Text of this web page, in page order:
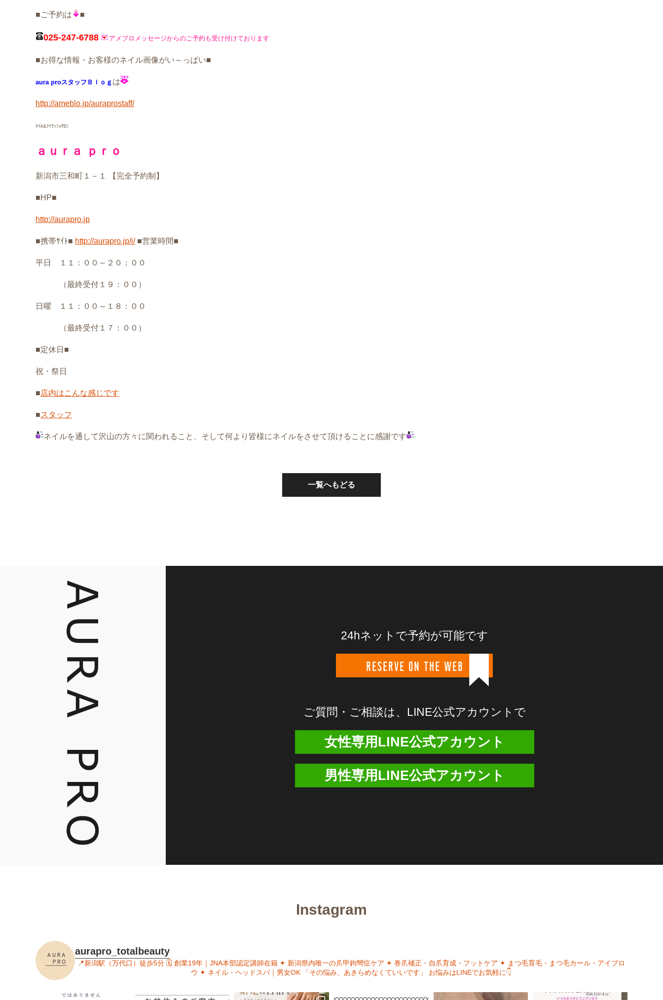
■ご予約は ■
025-247-6788 アメブロメッセージからのご予約も受け付けております
■お得な情報・お客様のネイル画像がい～っぱい■
aura proスタッフＢｌｏｇ は
http://ameblo.jp/auraprostaff/
ﾈｲﾙ&ｱｲﾗｯｼｭｻﾛﾝ
ａｕｒａ ｐｒｏ
新潟市三和町１－１ 【完全予約制】
■HP■
http://aurapro.jp
■携帯ｻｲﾄ■ http://aurapro.jp/i/■営業時間■
平日 １１：００～２０：００
（最終受付１９：００）
日曜 １１：００～１８：００
（最終受付１７：００）
■定休日■
祝・祭日
■店内はこんな感じです
■スタッフ
ネイルを通して沢山の方々に関われること、そして何より皆様にネイルをさせて頂けることに感謝です
一覧へもどる
24hネットで予約が可能です
RESERVE ON THE WEB
ご質問・ご相談は、 LINE公式アカウントで
女性専用LINE公式アカウント
男性専用LINE公式アカウント
Instagram
aurapro_totalbeauty
📍新潟駅（万代口）徒歩5分 🗓 創業19年｜JNA本部認定講師在籍 ✦ 新潟県内唯一の爪甲鉤彎症ケア ✦ 巻爪補正・自爪育成・フットケア ✦ まつ毛育毛・まつ毛カール・アイブロ
ウ ✦ ネイル・ヘッドスパ｜男女OK 「その悩み、あきらめなくていいです」 お悩みはLINEでお気軽に👇